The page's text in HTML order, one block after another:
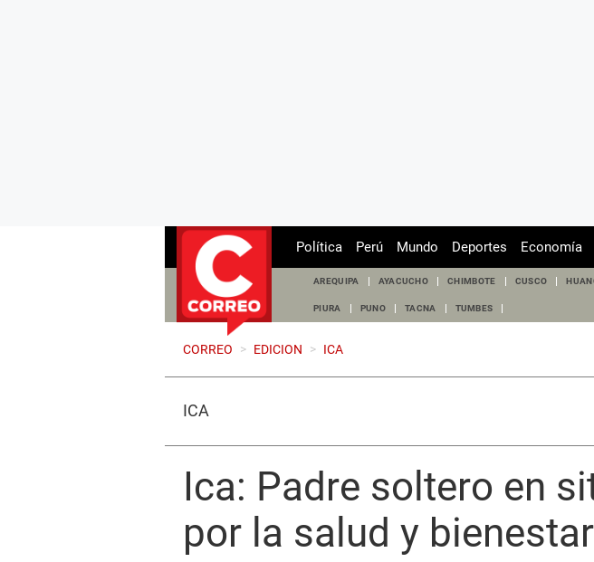
Política Perú Mundo Deportes Economía
AREQUIPA AYACUCHO CHIMBOTE CUSCO
PIURA PUNO TACNA TUMBES
CORREO > EDICION > ICA
ICA
Ica: Padre soltero en
por la salud y